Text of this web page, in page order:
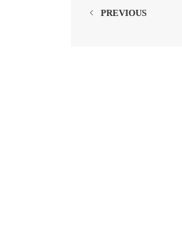
PREVIOUS